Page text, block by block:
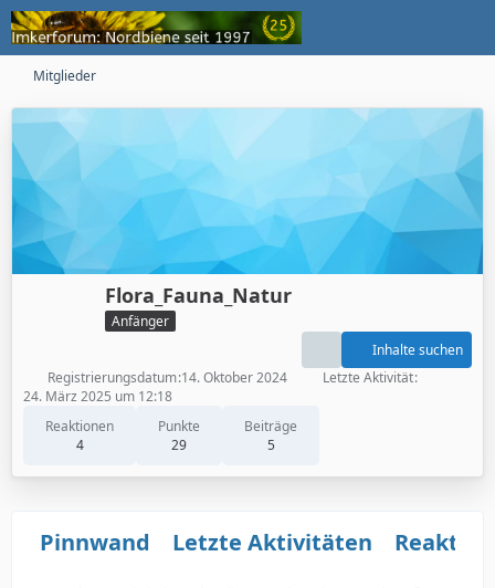
Mitglieder
Flora_Fauna_Natur
Anfänger
Reaktionen
4
Punkte
29
Beiträge
5
Inhalte suchen
Registrierungsdatum 14. Oktober 2024
Letzte Aktivität
24. März 2025 um 12:18
Pinnwand Letzte Aktivitäten